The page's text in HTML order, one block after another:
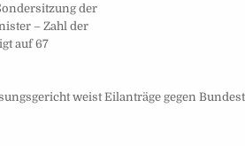
der
– Zahl der
auf 67
weist Eilanträge gegen